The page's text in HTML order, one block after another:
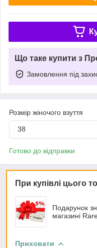
Що таке купити з
Замовлення під
Розмір жіночого взуття
38
Готово до відправки
При купівлі цього
Подарунок
магазині
Приховати